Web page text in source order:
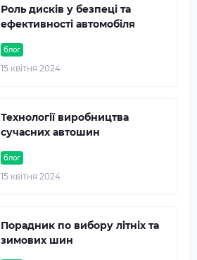
блог
15 квітня 2024
Роль дисків у безпеці та
ефективності автомобіля
блог
15 квітня 2024
Технології виробництва
сучасних автошин
Порадник по вибору літніх та
зимових шин